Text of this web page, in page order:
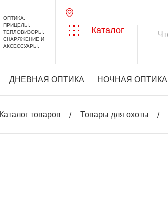
ОПТИКА,
ПРИЦЕЛЫ,
ТЕПЛОВИЗОРЫ,
СНАРЯЖЕНИЕ И
АКСЕССУАРЫ.
Каталог
ДНЕВНАЯ ОПТИКА НОЧНАЯ ОПТИКА
Каталог товаров Товары для охоты